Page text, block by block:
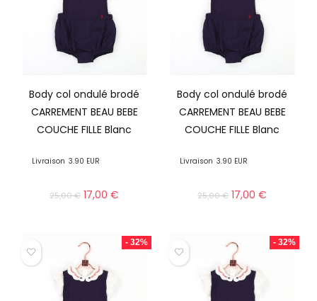
Body col ondulé brodé
CARREMENT BEAU BEBE
COUCHE FILLE Blanc
Livraison 3.90 EUR
25,00€ 17,00€
Body col ondulé brodé
CARREMENT BEAU BEBE
COUCHE FILLE Blanc
Livraison 3.90 EUR
25,00€ 17,00€
- 32% - 32%